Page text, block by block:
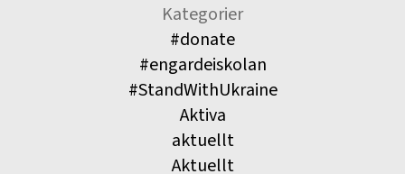
Kategorier
#donate
#engardeiskolan
#StandWithUkraine
Aktiva
aktuellt
Aktuellt